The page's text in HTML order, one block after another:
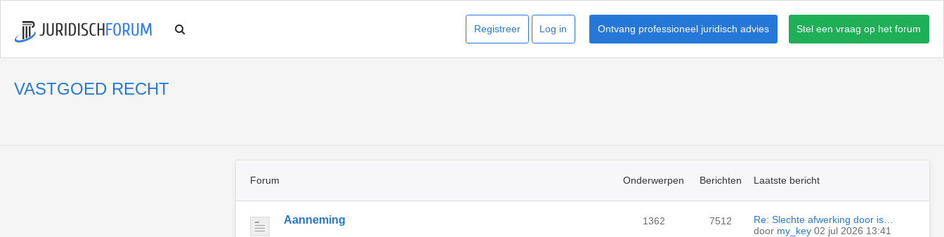
Stel een vraag op het forum
Ontvang professioneel juridisch advies
Log in
Registreer
VASTGOED RECHT
Forum Onderwerpen Berichten Laatste bericht
Aanneming 1362 7512
Re: Slechte afwerking door is…
door my_key 02 jul 2026 13:41